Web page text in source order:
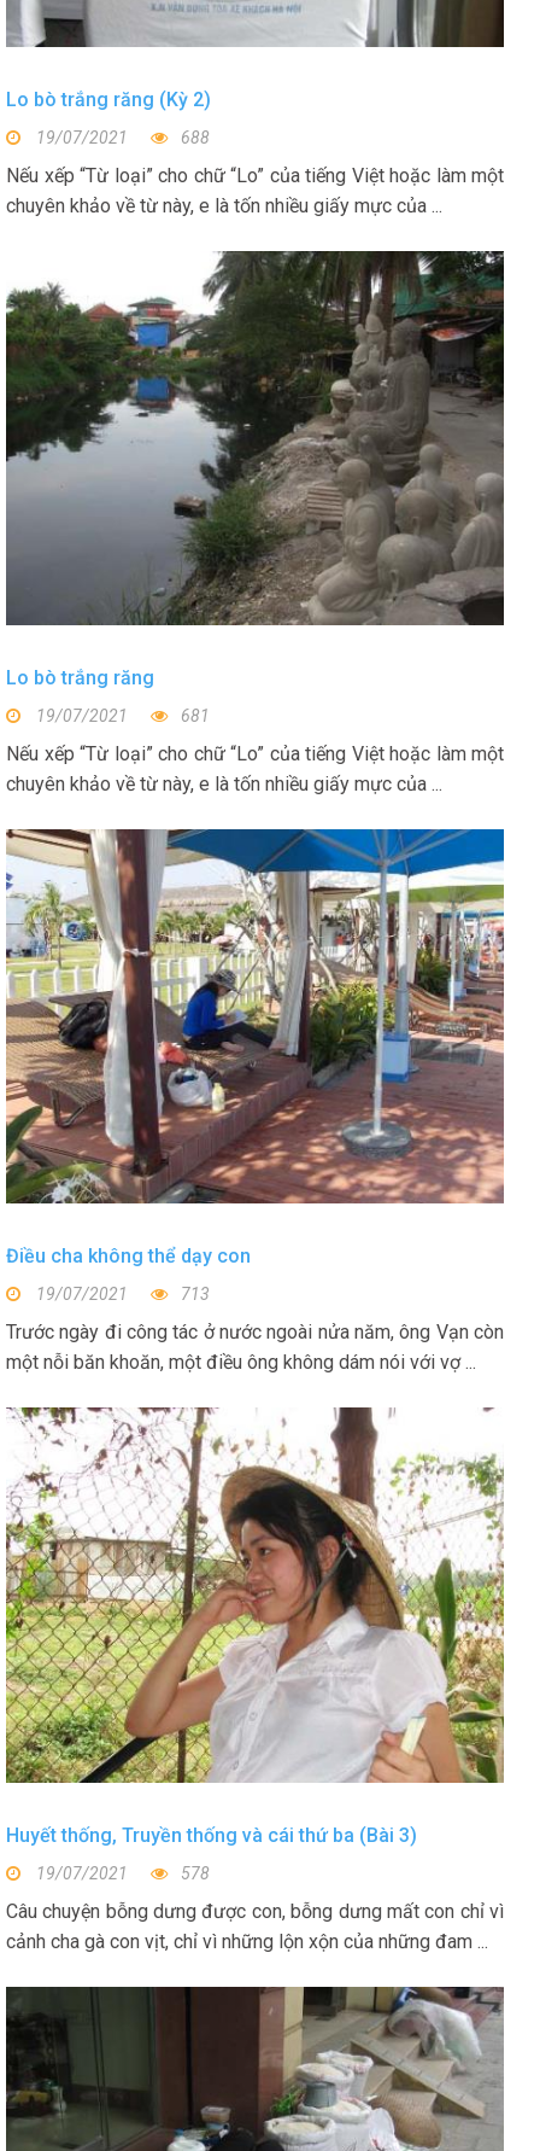
Lo bò trắng răng (Kỳ 2)
19/07/2021 688
Nếu xếp “Từ loại” cho chữ “Lo” của tiếng Việt hoặc làm một
chuyên khảo về từ này, e là tốn nhiều giấy mực của ...
Lo bò trắng răng
19/07/2021 681
Nếu xếp “Từ loại” cho chữ “Lo” của tiếng Việt hoặc làm một
chuyên khảo về từ này, e là tốn nhiều giấy mực của ...
Điều cha không thể dạy con
19/07/2021 713
Trước ngày đi công tác ở nước ngoài nửa năm, ông Vạn còn
một nỗi băn khoăn, một điều ông không dám nói với vợ ...
Huyết thống, Truyền thống và cái thứ ba (Bài 3)
19/07/2021 578
Câu chuyện bỗng dưng được con, bỗng dưng mất con chỉ vì
cảnh cha gà con vịt, chỉ vì những lộn xộn của những đam ...